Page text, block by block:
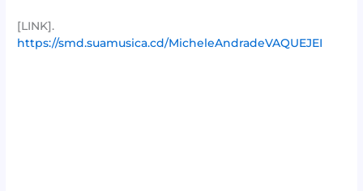
[LINK].
https://smd.suamusica.cd/MicheleAndradeVAQUEJEI